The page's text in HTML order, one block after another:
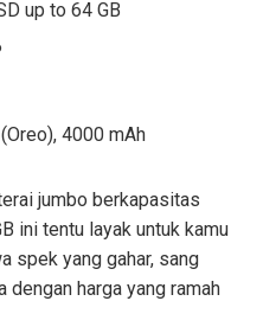
up to 64 GB
4000 mAh
jumbo berkapasitas
ini tentu layak untuk kamu
spek yang gahar, sang
harga yang ramah